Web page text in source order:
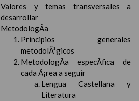
Valores y temas transversales a
desarrollar
MetodologÃ­a
Principios generales
metodolÃ³gicos
MetodologÃ­a especÃ­fica de
cada Ã¡rea a seguir
Lengua Castellana y
Literatura